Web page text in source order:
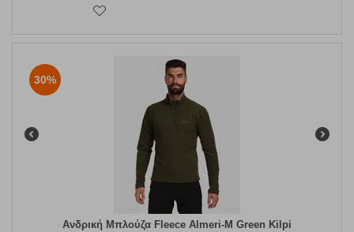
30%
Ανδρική Μπλούζα Fleece Almeri-M Green Kilpi